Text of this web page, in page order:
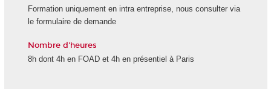
Formation uniquement en intra entreprise, nous consulter via
le formulaire de demande
Nombre d'heures
8h dont 4h en FOAD et 4h en présentiel à Paris